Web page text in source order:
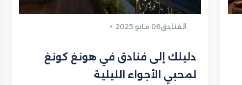
الفنادق06 مايو 2025
دليلك إلى فنادق في هونغ كونغ
لمحبي الأجواء الليلية